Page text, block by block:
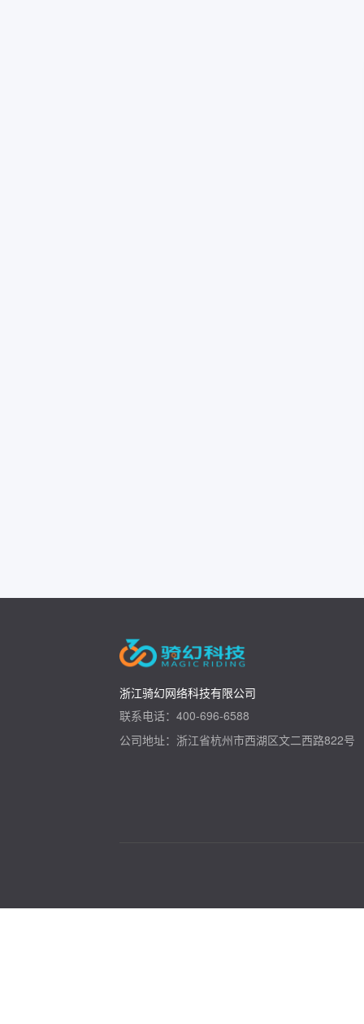
浙江骑幻网络科技有限公司
联系电话：400-696-6588
公司地址：浙江省杭州市西湖区文二西路822号